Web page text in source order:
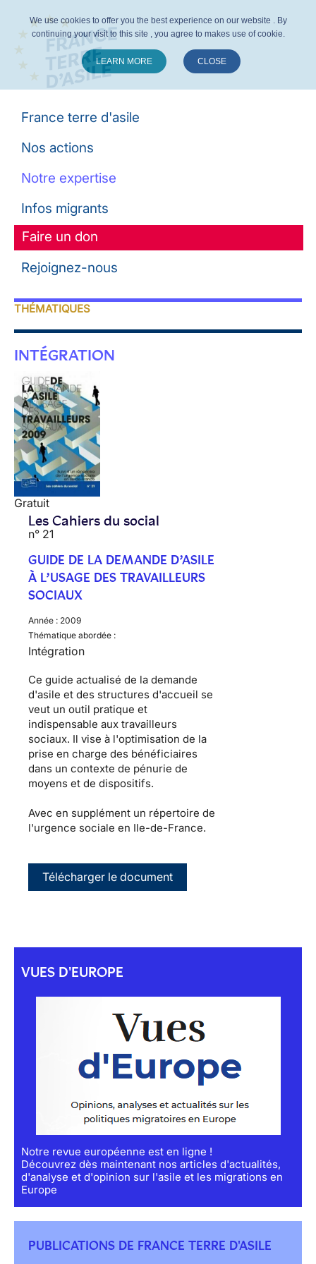
France terre d'asile
Nos actions
Notre expertise
Infos migrants
Faire un don
Rejoignez-nous
THÉMATIQUES
INTÉGRATION
Gratuit
Les Cahiers du social
n° 21
GUIDE DE LA DEMANDE D’ASILE
À L’USAGE DES TRAVAILLEURS
SOCIAUX
Année : 2009
Thématique abordée :
Intégration
Ce guide actualisé de la demande
d'asile et des structures d'accueil se
veut un outil pratique et
indispensable aux travailleurs
sociaux. Il vise à l'optimisation de la
prise en charge des bénéficiaires
dans un contexte de pénurie de
moyens et de dispositifs.
Avec en supplément un répertoire de
l'urgence sociale en Ile-de-France.
Télécharger le document
VUES D'EUROPE
Notre revue européenne est en ligne !
Découvrez dès maintenant nos articles d'actualités,
d'analyse et d'opinion sur l'asile et les migrations en
Europe
PUBLICATIONS DE FRANCE TERRE D'ASILE
We use cookies to offer you the best experience on our website . By
continuing your visit to this site , you agree to makes use of cookie.
LEARN MORE CLOSE